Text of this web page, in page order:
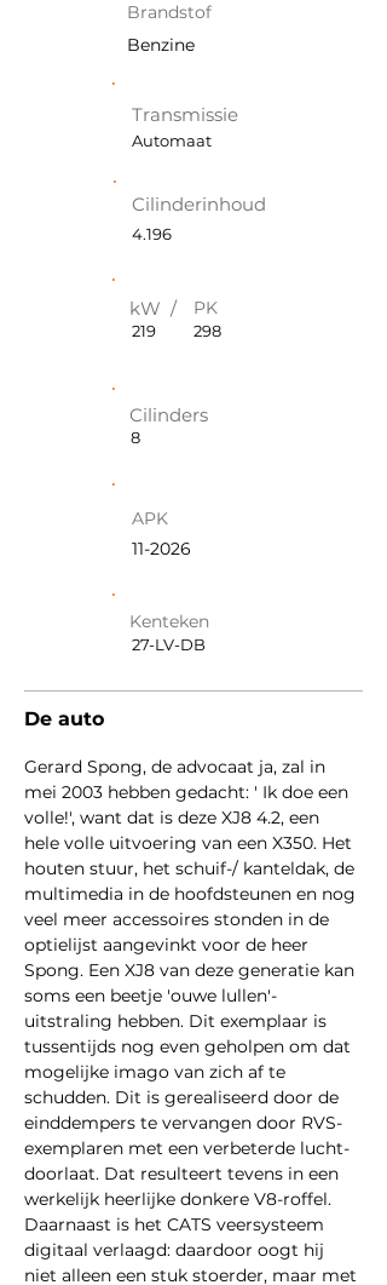
Brandstof
Benzine
Transmissie
Automaat
Cilinderinhoud
4.196
kW / PK
219 298
Cilinders
8
APK
11-2026
Kenteken
27-LV-DB
De auto
Gerard Spong, de advocaat ja, zal in
mei 2003 hebben gedacht: ' Ik doe een
volle!', want dat is deze XJ8 4.2, een
hele volle uitvoering van een X350. Het
houten stuur, het schuif-/ kanteldak, de
multimedia in de hoofdsteunen en nog
veel meer accessoires stonden in de
optielijst aangevinkt voor de heer
Spong. Een XJ8 van deze generatie kan
soms een beetje 'ouwe lullen'-
uitstraling hebben. Dit exemplaar is
tussentijds nog even geholpen om dat
mogelijke imago van zich af te
schudden. Dit is gerealiseerd door de
einddempers te vervangen door RVS-
exemplaren met een verbeterde lucht-
doorlaat. Dat resulteert tevens in een
werkelijk heerlijke donkere V8-roffel.
Daarnaast is het CATS veersysteem
digitaal verlaagd: daardoor oogt hij
niet alleen een stuk stoerder, maar met